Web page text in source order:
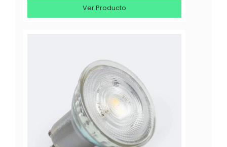
Ver Producto